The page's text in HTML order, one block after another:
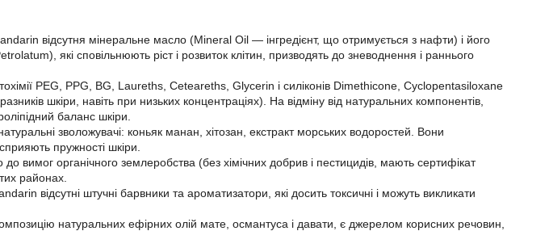
відсутня мінеральне масло (Mineral Oil — інгредієнт, що отримується з нафти) і його
які сповільнюють ріст і розвиток клітин, призводять до зневоднення і раннього
PEG, PPG, BG, Laureths, Ceteareths, Glycerin і силіконів Dimethicone, Cyclopentasiloxane
шкіри, навіть при низьких концентраціях). На відміну від натуральних компонентів,
баланс шкіри.
зволожувачі: коньяк манан, хітозан, екстракт морських водоростей. Вони
пружності шкіри.
вимог органічного землеробства (без хімічних добрив і пестицидів, мають сертифікат
районах.
відсутні штучні барвники та ароматизатори, які досить токсичні і можуть викликати
натуральних ефірних олій мате, османтуса і давати, є джерелом корисних речовин,